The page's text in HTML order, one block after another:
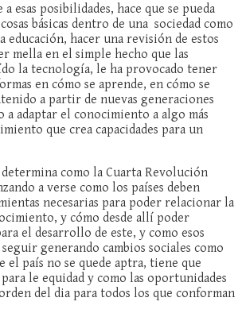
esas posibilidades, hace que se pueda
básicas dentro de una sociedad como
educación, hacer una revisión de estos
mella en el simple hecho que las
la tecnología, le ha provocado tener
en cómo se aprende, en cómo se
a partir de nuevas generaciones
a adaptar el conocimiento a algo más
que crea capacidades para un
como la Cuarta Revolución
a verse como los países deben
necesarias para poder relacionar la
y cómo desde allí poder
el desarrollo de este, y como esos
generando cambios sociales como
el país no se quede aptra, tiene que
le equidad y como las oportunidades
del dia para todos los que conforman